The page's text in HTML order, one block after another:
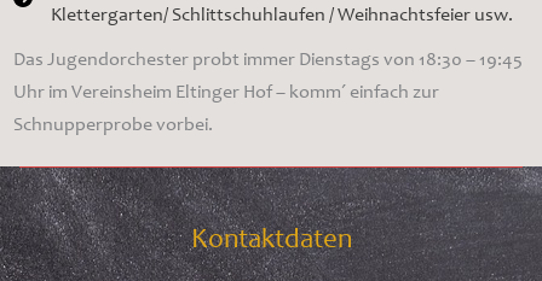
Klettergarten/ Schlittschuhlaufen / Weihnachtsfeier usw.
Das Jugendorchester probt immer Dienstags von 18:30 – 19:45
Uhr im Vereinsheim Eltinger Hof – komm´ einfach zur
Schnupperprobe vorbei.
Kontaktdaten